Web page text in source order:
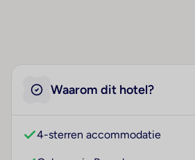
Waarom dit hotel?
4-sterren accommodatie